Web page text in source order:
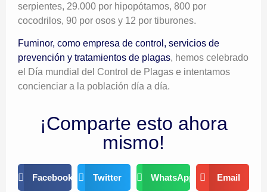
serpientes, 29.000 por hipopótamos, 800 por
cocodrilos, 90 por osos y 12 por tiburones.
Fuminor, como empresa de control, servicios de
prevención y tratamientos de plagas, hemos celebrado
el Día mundial del Control de Plagas e intentamos
concienciar a la población día a día.
¡Comparte esto ahora
mismo!
Facebook Twitter WhatsApp Email